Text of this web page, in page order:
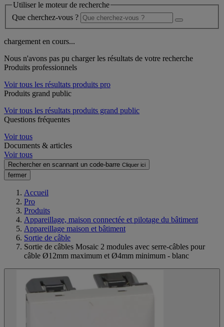
Utiliser le moteur de recherche
Que cherchez-vous ?
chargement en cours...
Nous n'avons pas pu charger les résultats de votre recherche
Produits professionnels
Voir tous les résultats produits pro
Produits grand public
Voir tous les résultats produits grand public
Questions fréquentes
Voir tous
Documents & articles
Voir tous
Rechercher en scannant un code-barre Cliquer ici
fermer
Accueil
Pro
Produits
Appareillage, maison connectée et pilotage du bâtiment
Appareillage maison et bâtiment
Sortie de câble
Sortie de câbles Mosaic 2 modules avec serre-câbles pour
câble Ø12mm maximum et Ø4mm minimum - blanc